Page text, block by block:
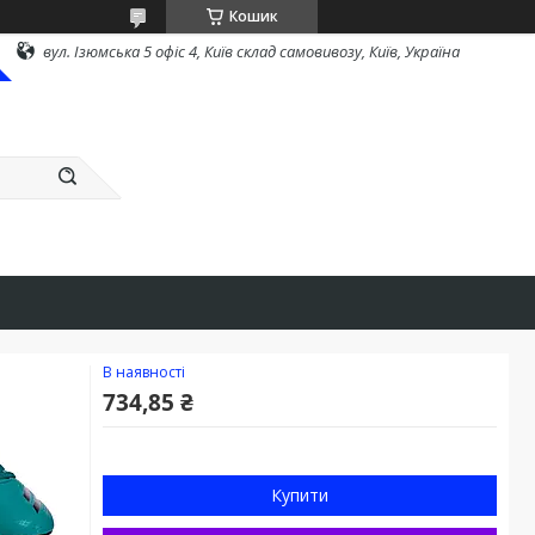
Кошик
вул. Ізюмська 5 офіс 4, Київ склад самовивозу, Київ, Україна
В наявності
734,85 ₴
Купити